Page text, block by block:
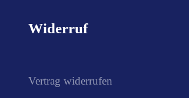
Widerruf
Vertrag widerrufen